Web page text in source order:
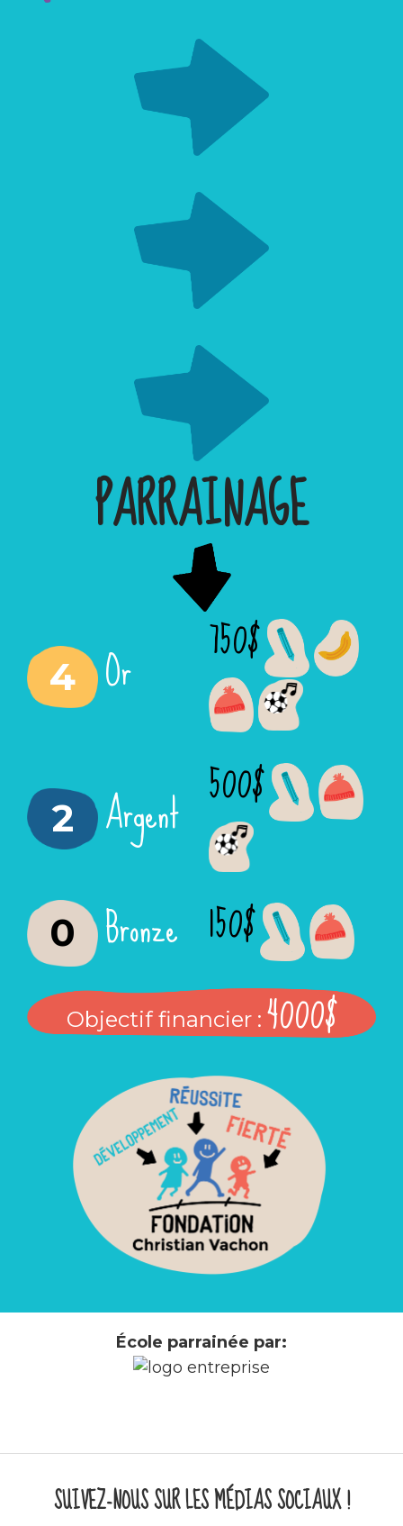
PARRAINAGE
4 Or 750$
2 Argent 500$
0 Bronze 150$
Objectif financier : 4000$
École parrainée par:
SUIVEZ-NOUS SUR LES MÉDIAS SOCIAUX !